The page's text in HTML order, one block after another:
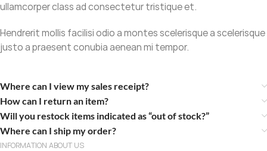
ullamcorper class ad consectetur tristique et.
Hendrerit mollis facilisi odio a montes scelerisque a scelerisque
justo a praesent conubia aenean mi tempor.
Where can I view my sales receipt?
How can I return an item?
Will you restock items indicated as “out of stock?”
Where can I ship my order?
INFORMATION ABOUT US